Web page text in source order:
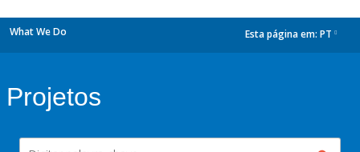
What We Do Esta página em: PT
Projetos